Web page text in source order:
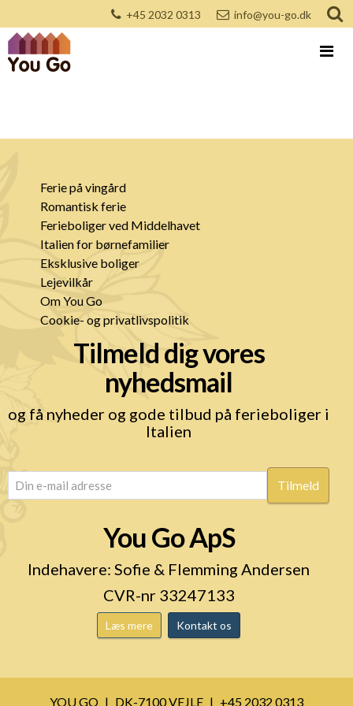
+45 2032 0313 info@you-go.dk
Ferie på vingård
Romantisk ferie
Ferieboliger ved Middelhavet
Italien for børnefamilier
Eksklusive boliger
Lejevilkår
Om You Go
Cookie- og privatlivspolitik
Tilmeld dig vores
nyhedsmail
og få nyheder og gode tilbud på ferieboliger i
Italien
(Påkrævet)
You Go ApS
Indehavere: Sofie & Flemming Andersen
CVR-nr 33247133
Læs mere Kontakt os
YOU GO DK-7100 VEJLE +45 2032 0313